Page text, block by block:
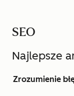
SEO
Najlepsze
Zrozumienie